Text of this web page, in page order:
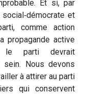
Et si, par
et
comme action
propagande active
le parti devrait
sein. Nous devons
à attirer au parti
qui conservent